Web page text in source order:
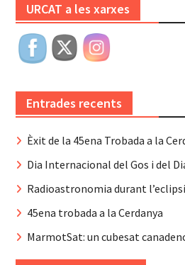
URCAT a les xarxes
Entrades recents
Èxit de la 45ena Trobada a la
Dia Internacional del Gos i del
Radioastronomia durant l’eclipsi
45ena trobada a la Cerdanya
MarmotSat: un cubesat